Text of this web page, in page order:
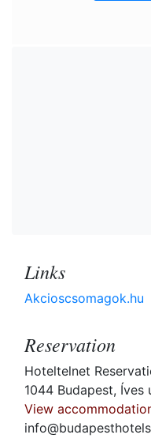
Links
Akcioscsomagok.hu
Reservation
Hoteltelnet
1044 Budapest, Íves
View